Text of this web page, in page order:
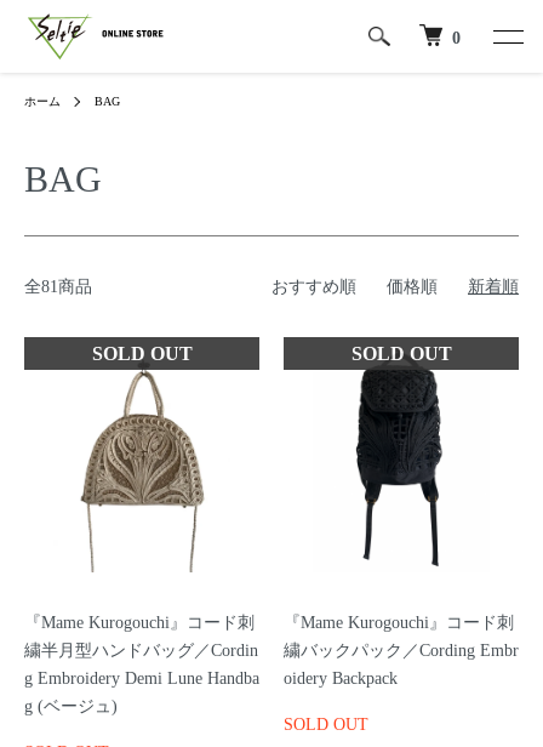
0
ホーム BAG
BAG
全81商品 おすすめ順 価格順 新着順
『Mame Kurogouchi』コード刺
繍半月型ハンドバッグ／Cordin
g Embroidery Demi Lune Handba
g (ベージュ)
『Mame Kurogouchi』コード刺
繍バックパック／Cording Embr
oidery Backpack
SOLD OUT